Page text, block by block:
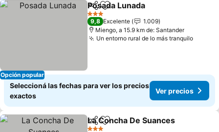
Opción popular
CompartirAñadir a favoritos
Posada Lunada
3 Estrellas
9,8 Excelente
1.009
Miengo, a 15.9 km de: Santander
Un entorno rural de lo más tranquiloVer
Seleccioná las fechas para ver los precios
exactos
Ver precios
CompartirAñadir a favoritos
La Concha De Suances